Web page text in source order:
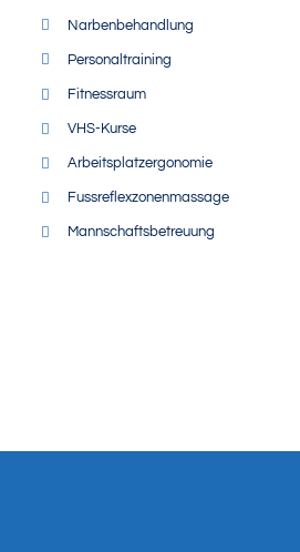
Narbenbehandlung
Personaltraining
Fitnessraum
VHS-Kurse
Arbeitsplatzergonomie
Fussreflexzonenmassage
Mannschaftsbetreuung